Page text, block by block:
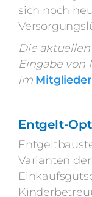
sich noch
Die
Eingabe von
im
Entgelt-
Varianten